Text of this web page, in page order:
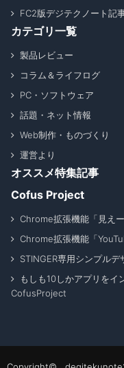
FC2版デジテクノート記
カテゴリ一覧
製品レビュー
コラム＆ライフログ
PC・ソフトウェア
話題・ネット情報
Web制作・ものづくり
運営より
オススメ特集記事
Cofus Project
Chrome拡張機能「見え
Chrome拡張機能「
STINGER専用シンプルデ
もしも10しかアプリをイ
CofusProject